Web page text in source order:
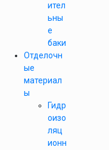
ител
ьны
е
баки
Отделочн
ые
материал
ы
Гидр
оизо
ляц
ионн